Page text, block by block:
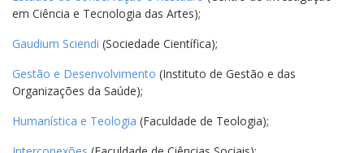
em Ciência e Tecnologia das Artes);
Gaudium Sciendi (Sociedade Científica);
Gestão e Desenvolvimento (Instituto de Gestão e das
Organizações da Saúde);
Humanística e Teologia (Faculdade de Teologia);